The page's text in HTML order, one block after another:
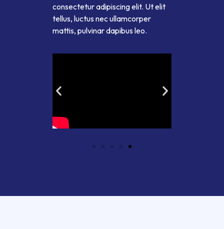
consectetur adipiscing elit. Ut elit
tellus, luctus nec ullamcorper
mattis, pulvinar dapibus leo.